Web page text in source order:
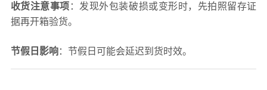
收货注意事项 ：发现外包装破损或变形时，先拍照留存证
据再开箱验货。
节假日影响：节假日可能会延迟到货时效。